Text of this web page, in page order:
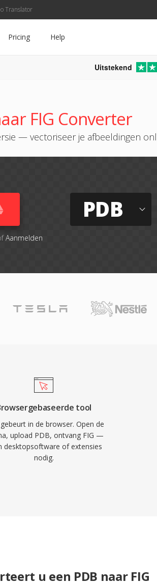
Translator
Pricing Help
Uitstekend
FIG Converter
— vectoriseer je afbeeldingen
Aanmelden
PDB
tool
in de browser. Open de
upload PDB, ontvang FIG —
desktopsoftware of extensies
nodig.
u een PDB naar FIG